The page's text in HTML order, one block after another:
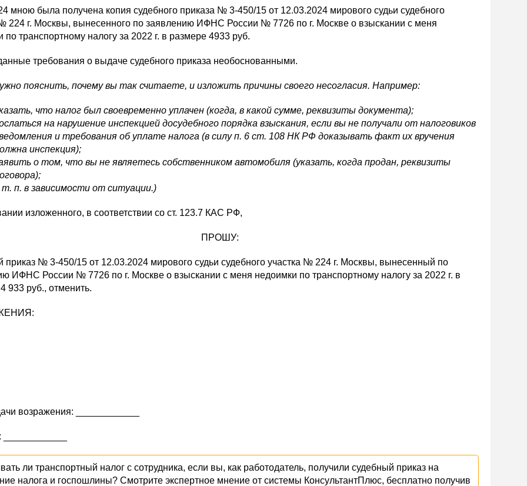
мною была получена копия судебного приказа № 3-450/15 от 12.03.2024 мирового судьи судебного
224 г. Москвы, вынесенного по заявлению ИФНС России № 7726 по г. Москве о взыскании с меня
по транспортному налогу за 2022 г. в размере 4933 руб.
требования о выдаче судебного приказа необоснованными.
пояснить, почему вы так считаете, и изложить причины своего несогласия. Например:
что налог был своевременно уплачен (когда, в какой сумме, реквизиты документа);
на нарушение инспекцией досудебного порядка взыскания, если вы не получали от налоговиков
и требования об уплате налога (в силу п. 6 ст. 108 НК РФ доказывать факт их вручения
инспекция);
о том, что вы не являетесь собственником автомобиля (указать, когда продан, реквизиты
т. п. в зависимости от ситуации.)
изложенного, в соответствии со ст. 123.7 КАС РФ,
ПРОШУ:
приказ № 3-450/15 от 12.03.2024 мирового судьи судебного участка № 224 г. Москвы, вынесенный по
ИФНС России № 7726 по г. Москве о взыскании с меня недоимки по транспортному налогу за 2022 г. в
933 руб., отменить.
возражения: ____________
ли транспортный налог с сотрудника, если вы, как работодатель, получили судебный приказ на
налога и госпошлины? Смотрите экспертное мнение от системы КонсультантПлюс, бесплатно получив